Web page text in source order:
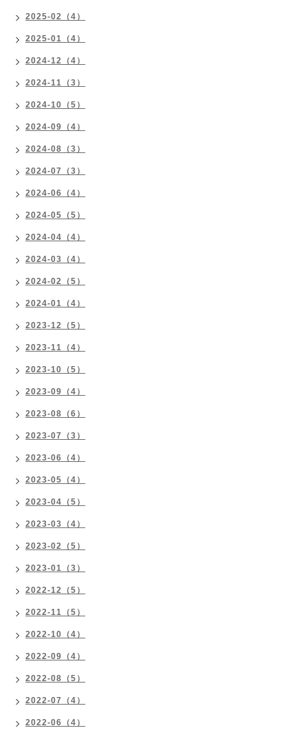
2025-02（4）
2025-01（4）
2024-12（4）
2024-11（3）
2024-10（5）
2024-09（4）
2024-08（3）
2024-07（3）
2024-06（4）
2024-05（5）
2024-04（4）
2024-03（4）
2024-02（5）
2024-01（4）
2023-12（5）
2023-11（4）
2023-10（5）
2023-09（4）
2023-08（6）
2023-07（3）
2023-06（4）
2023-05（4）
2023-04（5）
2023-03（4）
2023-02（5）
2023-01（3）
2022-12（5）
2022-11（5）
2022-10（4）
2022-09（4）
2022-08（5）
2022-07（4）
2022-06（4）